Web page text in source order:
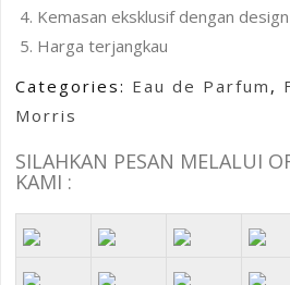
Kemasan eksklusif dengan
Harga terjangkau
Categories: Eau de Parfum ,
Morris
SILAHKAN PESAN MELALUI
KAMI :